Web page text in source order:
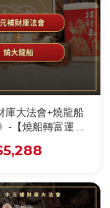
庫大法會+燒龍船
-【燒船轉富運 】